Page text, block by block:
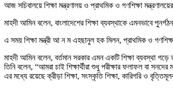
আজ সচিবালয়ে শিক্ষা মন্ত্রণালয় ও প্রাথমিক ও গণশিক্ষা
মাহদী আমিন বলেন, বাংলাদেশের শিক্ষা ব্যবস্থাকে এমনভাবে
এ সময় শিক্ষা মন্ত্রী আ ন ম এহছানুল হক মিলন, প্রাথমিক ও গণশিক্ষা
মাহদী আমিন বলেন, বর্তমান সরকার এমন একটি শিক্ষা ব্যবস্থা গড়ে
তিনি বলেন, “আমরা চাই শিক্ষার্থীরা শুধু পরীক্ষার ফলাফল বা
এর মধ্যে রয়েছে ক্রীড়া শিক্ষা, সংস্কৃতি শিক্ষা, কারিগরি ও